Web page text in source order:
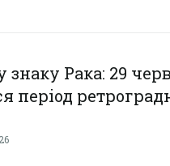
знаку Рака: 29
період